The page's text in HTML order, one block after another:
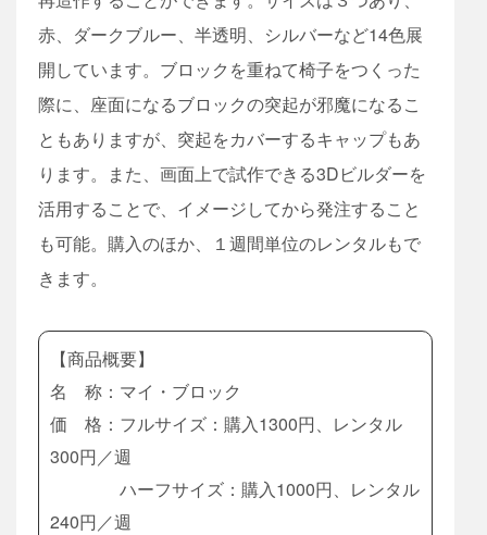
赤、ダークブルー、半透明、シルバーなど14色展
開しています。ブロックを重ねて椅子をつくった
際に、座面になるブロックの突起が邪魔になるこ
ともありますが、突起をカバーするキャップもあ
ります。また、画面上で試作できる3Dビルダーを
活用することで、イメージしてから発注すること
も可能。購入のほか、１週間単位のレンタルもで
きます。
【商品概要】
名 称：マイ・ブロック
価 格：フルサイズ：購入1300円、レンタル
300円／週
ハーフサイズ：購入1000円、レンタル
240円／週